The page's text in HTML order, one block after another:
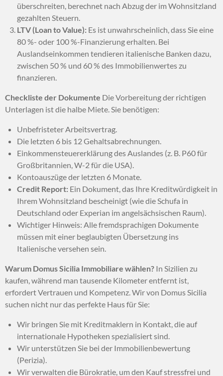
überschreiten, berechnet nach Abzug der im Wohnsitzland
gezahlten Steuern.
LTV (Loan to Value): Es ist unwahrscheinlich, dass Sie eine
80 %- oder 100 %-Finanzierung erhalten. Bei
Auslandseinkommen tendieren italienische Banken dazu,
zwischen 50 % und 60 % des Immobilienwertes zu
finanzieren.
Checkliste der Dokumente Die Vorbereitung der richtigen
Unterlagen ist die halbe Miete. Sie benötigen:
Unbefristeter Arbeitsvertrag.
Die letzten 6 bis 12 Gehaltsabrechnungen.
Einkommensteuererklärung des Auslandes (z. B. P60 für
Großbritannien, W-2 für die USA).
Kontoauszüge der letzten 6 Monate.
Credit Report: Ein Dokument, das Ihre Kreditwürdigkeit in
Ihrem Wohnsitzland bescheinigt (wie die Schufa in
Deutschland oder Experian im angelsächsischen Raum).
Wichtiger Hinweis: Alle fremdsprachigen Dokumente
müssen mit einer beglaubigten Übersetzung ins
Italienische versehen sein.
Warum Domus Sicilia Immobiliare wählen? In Sizilien zu
kaufen, während man tausende Kilometer entfernt ist,
erfordert Vertrauen und Kompetenz. Wir von Domus Sicilia
suchen nicht nur das perfekte Haus für Sie:
Wir bringen Sie mit Kreditmaklern in Kontakt, die auf
internationale Hypotheken spezialisiert sind.
Wir unterstützen Sie bei der Immobilienbewertung
(Perizia).
Wir verwalten die Bürokratie, um den Kauf stressfrei und